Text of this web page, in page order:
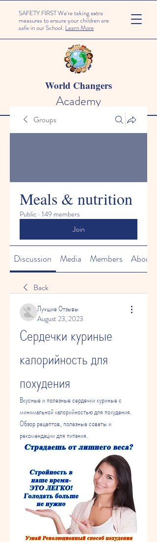
SAFETY FIRST We're taking extra
measures to ensure your children are
safe in our School. Learn More
World Changers
Academy
Groups
Meals & nutrition
Public · 149 members
Join
Discussion Media Members About
Back
Лучшие Отзывы
August 23, 2023
Сердечки куриные
калорийность для
похудения
Вкусные и полезные сердечки куриные с
минимальной калорийностью для похудения.
Обзор рецептов, полезные советы и
рекомендации для питания.